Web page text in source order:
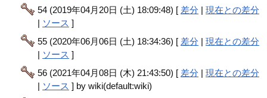
54 (2019年04月20日 (土) 18:09:48) [ 差分 |現在との差分
| ソース ]
55 (2020年06月06日 (土) 18:34:36) [ 差分 |現在との差分
| ソース ]
56 (2021年04月08日 (木) 21:43:50) [ 差分 |現在との差分
| ソース ] by wiki(default:wiki)